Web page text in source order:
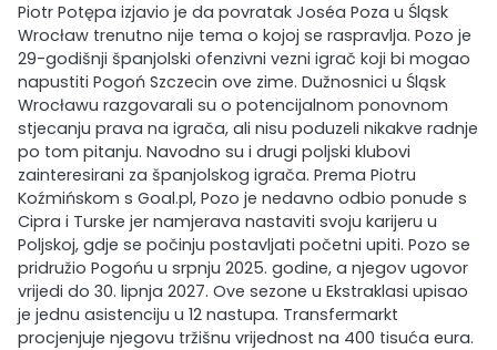
Piotr Potępa izjavio je da povratak Joséa Poza u Śląsk
Wrocław trenutno nije tema o kojoj se raspravlja. Pozo je
29-godišnji španjolski ofenzivni vezni igrač koji bi mogao
napustiti Pogoń Szczecin ove zime. Dužnosnici u Śląsk
Wrocławu razgovarali su o potencijalnom ponovnom
stjecanju prava na igrača, ali nisu poduzeli nikakve radnje
po tom pitanju. Navodno su i drugi poljski klubovi
zainteresirani za španjolskog igrača. Prema Piotru
Koźmińskom s Goal.pl, Pozo je nedavno odbio ponude s
Cipra i Turske jer namjerava nastaviti svoju karijeru u
Poljskoj, gdje se počinju postavljati početni upiti. Pozo se
pridružio Pogońu u srpnju 2025. godine, a njegov ugovor
vrijedi do 30. lipnja 2027. Ove sezone u Ekstraklasi upisao
je jednu asistenciju u 12 nastupa. Transfermarkt
procjenjuje njegovu tržišnu vrijednost na 400 tisuća eura.